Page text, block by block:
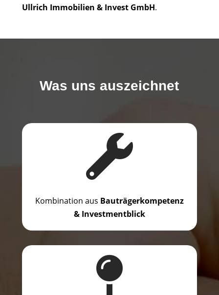
Ullrich Immobilien & Invest GmbH.
Was uns auszeichnet

Kombination aus Bauträgerkompetenz
& Investmentblick
